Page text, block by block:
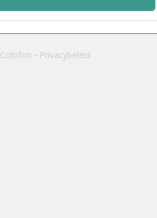
Colofon Privacybeleid